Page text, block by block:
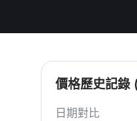
價格歷史記錄
日期對比